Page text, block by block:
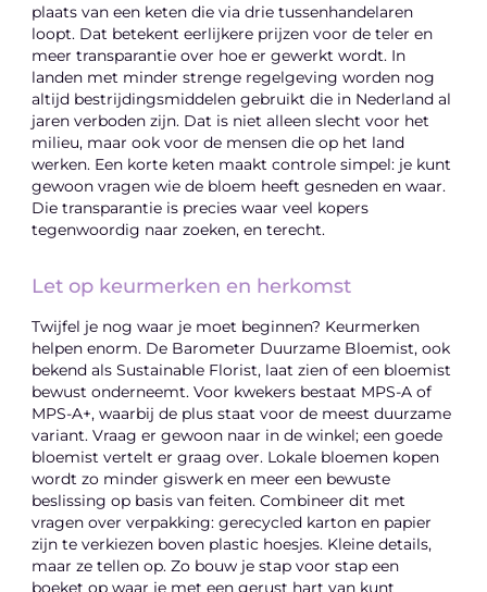
plaats van een keten die via drie tussenhandelaren
loopt. Dat betekent eerlijkere prijzen voor de teler en
meer transparantie over hoe er gewerkt wordt. In
landen met minder strenge regelgeving worden nog
altijd bestrijdingsmiddelen gebruikt die in Nederland al
jaren verboden zijn. Dat is niet alleen slecht voor het
milieu, maar ook voor de mensen die op het land
werken. Een korte keten maakt controle simpel: je kunt
gewoon vragen wie de bloem heeft gesneden en waar.
Die transparantie is precies waar veel kopers
tegenwoordig naar zoeken, en terecht.
Let op keurmerken en herkomst
Twijfel je nog waar je moet beginnen? Keurmerken
helpen enorm. De Barometer Duurzame Bloemist, ook
bekend als Sustainable Florist, laat zien of een bloemist
bewust onderneemt. Voor kwekers bestaat MPS-A of
MPS-A+, waarbij de plus staat voor de meest duurzame
variant. Vraag er gewoon naar in de winkel; een goede
bloemist vertelt er graag over. Lokale bloemen kopen
wordt zo minder giswerk en meer een bewuste
beslissing op basis van feiten. Combineer dit met
vragen over verpakking: gerecycled karton en papier
zijn te verkiezen boven plastic hoesjes. Kleine details,
maar ze tellen op. Zo bouw je stap voor stap een
boeket op waar je met een gerust hart van kunt